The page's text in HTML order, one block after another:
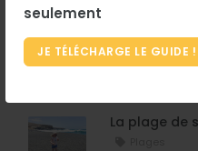
seulement
JE TÉLÉCHARGE LE GUIDE !
La plage de
La plage de